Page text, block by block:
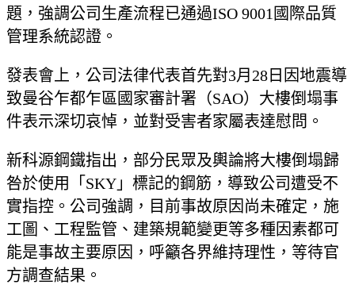
題，強調公司生產流程已通過ISO 9001國際品質
管理系統認證。
發表會上，公司法律代表首先對3月28日因地震導
致曼谷乍都乍區國家審計署（SAO）大樓倒塌事
件表示深切哀悼，並對受害者家屬表達慰問。
新科源鋼鐵指出，部分民眾及輿論將大樓倒塌歸
咎於使用「SKY」標記的鋼筋，導致公司遭受不
實指控。公司強調，目前事故原因尚未確定，施
工圖、工程監管、建築規範變更等多種因素都可
能是事故主要原因，呼籲各界維持理性，等待官
方調查結果。